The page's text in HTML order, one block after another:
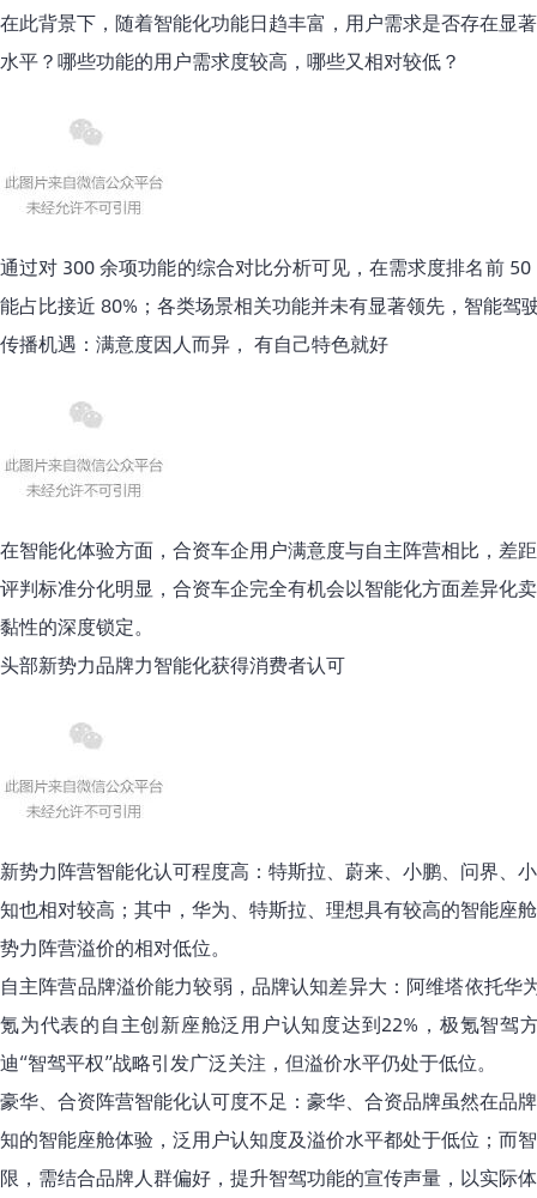
在此背景下，随着智能化功能日趋丰富，用户需求是否存在显
水平？哪些功能的用户需求度较高，哪些又相对较低？
通过对 300 余项功能的综合对比分析可见，在需求度排名前
能占比接近 80%；各类场景相关功能并未有显著领先，智能驾
传播机遇：满意度因人而异， 有自己特色就好
在智能化体验方面，合资车企用户满意度与自主阵营相比，差
评判标准分化明显，合资车企完全有机会以智能化方面差异化
黏性的深度锁定。
头部新势力品牌力智能化获得消费者认可
新势力阵营智能化认可程度高：特斯拉、蔚来、小鹏、问界、
知也相对较高；其中，华为、特斯拉、理想具有较高的智能座
势力阵营溢价的相对低位。
自主阵营品牌溢价能力较弱，品牌认知差异大：阿维塔依托
氪为代表的自主创新座舱泛用户认知度达到22%，极氪智驾
迪“智驾平权”战略引发广泛关注，但溢价水平仍处于低位。
豪华、合资阵营智能化认可度不足：豪华、合资品牌虽然在品
知的智能座舱体验，泛用户认知度及溢价水平都处于低位；而
限，需结合品牌人群偏好，提升智驾功能的宣传声量，以实际